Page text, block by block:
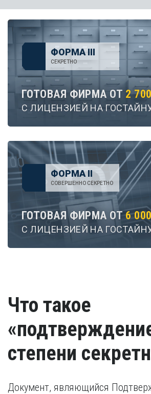
ФОРМА III
СЕКРЕТНО
ГОТОВАЯ ФИРМА ОТ 2
С ЛИЦЕНЗИЕЙ НА
ФОРМА II
СОВЕРШЕННО СЕКРЕТНО
ГОТОВАЯ ФИРМА ОТ6
С ЛИЦЕНЗИЕЙ НА
Что такое
степени
Документ, являющийся